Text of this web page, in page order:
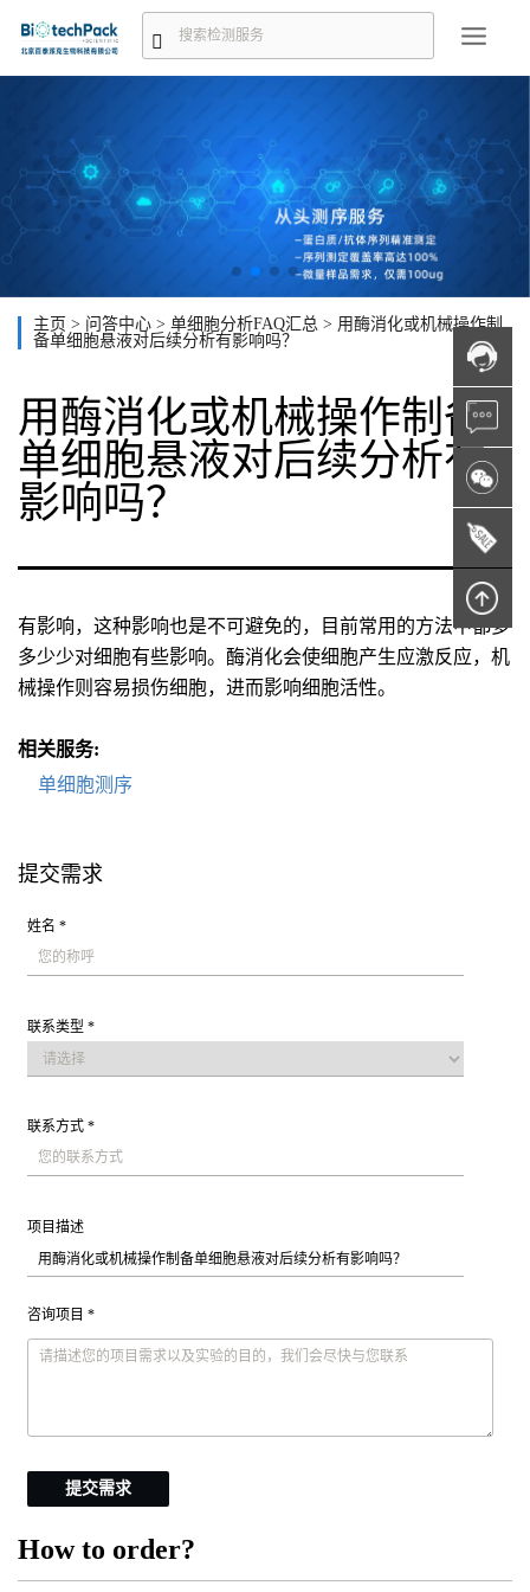
主页 > 问答中心 > 单细胞分析FAQ汇总 > 用酶消化或机械操作制
备单细胞悬液对后续分析有影响吗？
用酶消化或机械操作制备
单细胞悬液对后续分析有
影响吗？
有影响，这种影响也是不可避免的，目前常用的方法中都多
多少少对细胞有些影响。酶消化会使细胞产生应激反应，机
械操作则容易损伤细胞，进而影响细胞活性。
相关服务:
单细胞测序
提交需求
姓名 *
联系类型 *
联系方式 *
项目描述
咨询项目 *
提交需求
How to order?